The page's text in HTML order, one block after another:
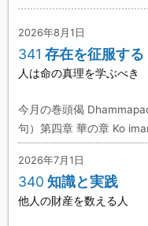
2026年8月1日
341 存在を征服する
人は命の真理を学ぶべき
今月の巻頭偈
句）第四章 華の章 Ko
2026年7月1日
340 知識と実践
他人の財産を数える人